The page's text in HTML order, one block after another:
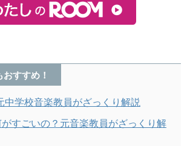
すすめ！
中学校音楽教員がざっくり解説
すごいの？元音楽教員がざっくり解